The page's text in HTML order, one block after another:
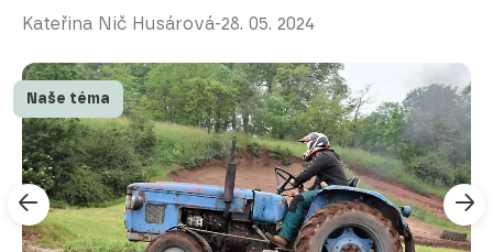
Kateřina Nič Husárová-28. 05. 2024
Naše téma